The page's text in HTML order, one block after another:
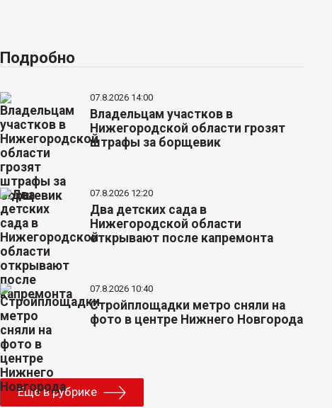
Подробно
07.8.2026 14:00
Владельцам участков в
Нижегородской области грозят
штрафы за борщевик
07.8.2026 12:20
Два детских сада в
Нижегородской области
открывают после капремонта
07.8.2026 10:40
Стройплощадки метро сняли на
фото в центре Нижнего Новгорода
Еще в рубрике